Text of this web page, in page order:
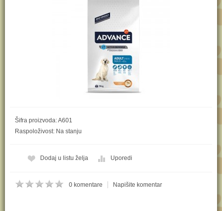
Šifra proizvoda: A601
Raspoloživost: Na stanju
Dodaj u listu želja Uporedi
0 komentare Napišite komentar